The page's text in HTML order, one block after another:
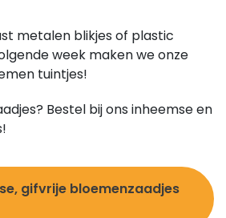
metalen blikjes of plastic
week maken we onze
tuintjes!
Bestel bij ons inheemse en
gifvrije bloemenzaadjes